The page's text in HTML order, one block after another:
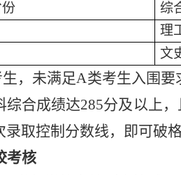
综
理
文
， 未满足A类考生入围要
综合成绩达285分及以上
录取控制分数线，即可破
考核